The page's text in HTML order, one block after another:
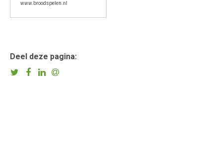
www.broodspelen.nl
Deel deze pagina: